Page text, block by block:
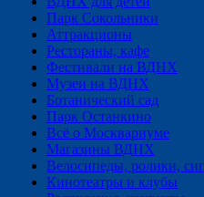
Парк Сокольники
Аттракционы
Рестораны, кафе
Фестивали на ВДНХ
Музеи на ВДНХ
Ботанический сад
Парк Останкино
Всё о Москвариуме
Магазины ВДНХ
Велосипеды, ролики,
Кинотеатры и клубы